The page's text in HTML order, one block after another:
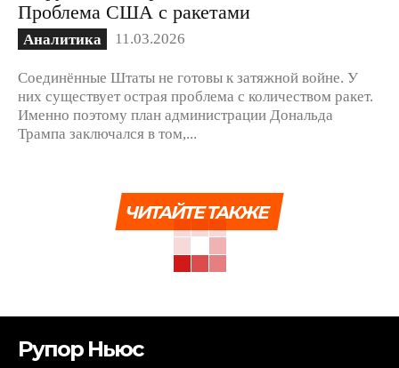
Проблема США с ракетами
Аналитика 11.03.2026
Соединённые Штаты не готовы к затяжной войне. У
них существует острая проблема с количеством ракет.
Именно поэтому план администрации Дональда
Трампа заключался в том,...
ЧИТАЙТЕ ТАКЖЕ
Рупор Ньюс